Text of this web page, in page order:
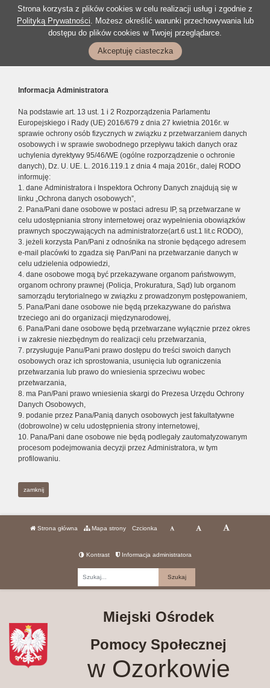
Strona korzysta z plików cookies w celu realizacji usług i zgodnie z
Polityką Prywatności. Możesz określić warunki przechowywania lub
dostępu do plików cookies w Twojej przeglądarce.
Akceptuję ciasteczka
Informacja Administratora
Na podstawie art. 13 ust. 1 i 2 Rozporządzenia Parlamentu
Europejskiego i Rady (UE) 2016/679 z dnia 27 kwietnia 2016r. w
sprawie ochrony osób fizycznych w związku z przetwarzaniem danych
osobowych i w sprawie swobodnego przepływu takich danych oraz
uchylenia dyrektywy 95/46/WE (ogólne rozporządzenie o ochronie
danych), Dz. U. UE. L. 2016.119.1 z dnia 4 maja 2016r., dalej RODO
informuję:
1. dane Administratora i Inspektora Ochrony Danych znajdują się w
linku „Ochrona danych osobowych”,
2. Pana/Pani dane osobowe w postaci adresu IP, są przetwarzane w
celu udostępniania strony internetowej oraz wypełnienia obowiązków
prawnych spoczywających na administratorze(art.6 ust.1 lit.c RODO),
3. jeżeli korzysta Pan/Pani z odnośnika na stronie będącego adresem
e-mail placówki to zgadza się Pan/Pani na przetwarzanie danych w
celu udzielenia odpowiedzi,
4. dane osobowe mogą być przekazywane organom państwowym,
organom ochrony prawnej (Policja, Prokuratura, Sąd) lub organom
samorządu terytorialnego w związku z prowadzonym postępowaniem,
5. Pana/Pani dane osobowe nie będą przekazywane do państwa
trzeciego ani do organizacji międzynarodowej,
6. Pana/Pani dane osobowe będą przetwarzane wyłącznie przez okres
i w zakresie niezbędnym do realizacji celu przetwarzania,
7. przysługuje Panu/Pani prawo dostępu do treści swoich danych
osobowych oraz ich sprostowania, usunięcia lub ograniczenia
przetwarzania lub prawo do wniesienia sprzeciwu wobec
przetwarzania,
8. ma Pan/Pani prawo wniesienia skargi do Prezesa Urzędu Ochrony
Danych Osobowych,
9. podanie przez Pana/Panią danych osobowych jest fakultatywne
(dobrowolne) w celu udostępnienia strony internetowej,
10. Pana/Pani dane osobowe nie będą podlegały zautomatyzowanym
procesom podejmowania decyzji przez Administratora, w tym
profilowaniu.
zamknij
Strona główna Mapa strony Czcionka
Kontrast Informacja administratora
Miejski Ośrodek
Pomocy Społecznej
w Ozorkowie